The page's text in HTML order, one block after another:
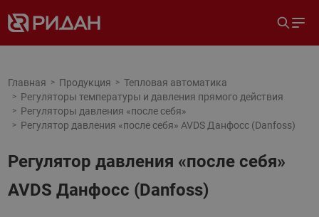
Главная Продукция
Тепловая автоматика
Регуляторы температуры и давления прямого действия
Регуляторы давления «после себя»
Регулятор давления «после себя» AVDS Данфосс (Danfoss)
Регулятор давления «после себя»
AVDS Данфосс (Danfoss)